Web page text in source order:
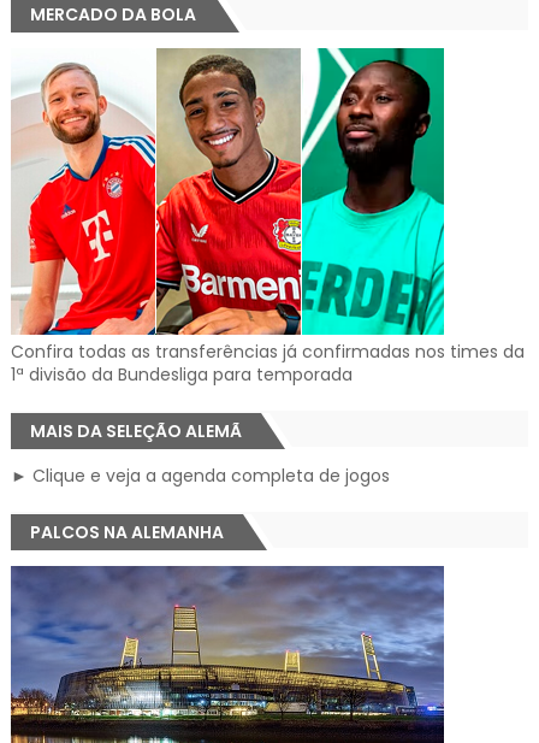
MERCADO DA BOLA
Confira todas as transferências já confirmadas nos times da
1ª divisão da Bundesliga para temporada
MAIS DA SELEÇÃO ALEMÃ
► Clique e veja a agenda completa de jogos
PALCOS NA ALEMANHA